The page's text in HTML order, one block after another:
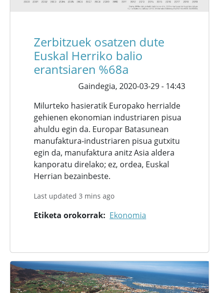
Zerbitzuek osatzen dute
Euskal Herriko balio
erantsiaren %68a
Gaindegia, 2020-03-29 - 14:43
Milurteko hasieratik Europako herrialde
gehienen ekonomian industriaren pisua
ahuldu egin da. Europar Batasunean
manufaktura-industriaren pisua gutxitu
egin da, manufaktura anitz Asia aldera
kanporatu direlako; ez, ordea, Euskal
Herrian bezainbeste.
Last updated 3 mins ago
Etiketa orokorrak Ekonomia